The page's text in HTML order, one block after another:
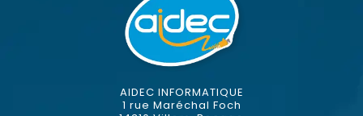
AIDEC INFORMATIQUE
1 rue Maréchal Foch